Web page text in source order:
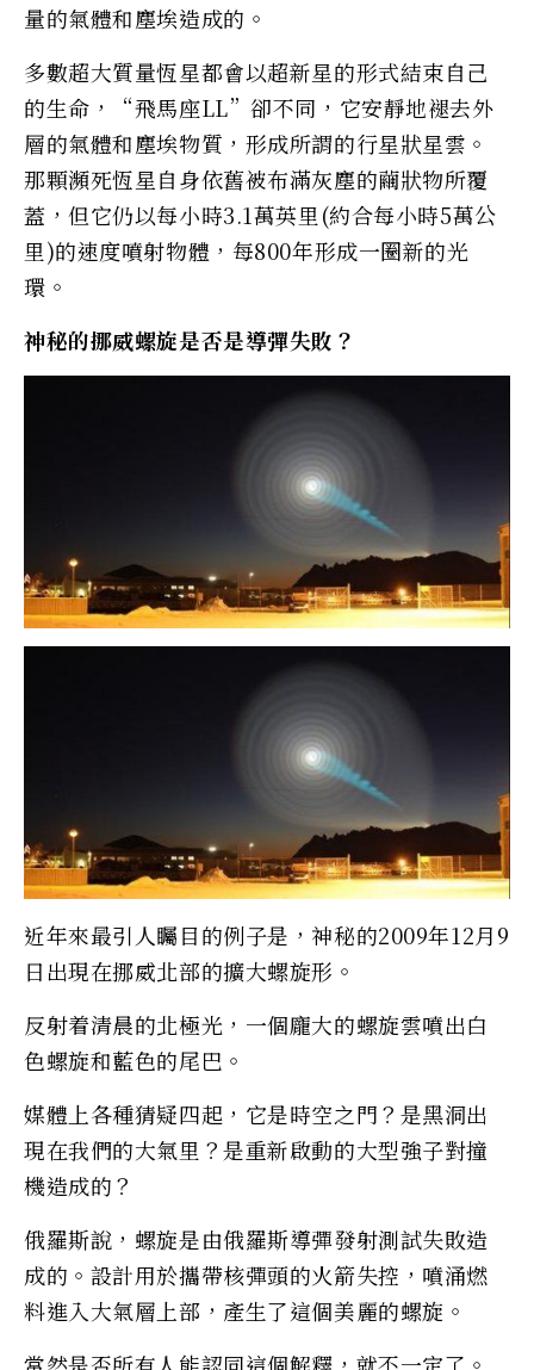
量的氣體和塵埃造成的。
多數超大質量恆星都會以超新星的形式結束自己
的生命，“飛馬座LL”卻不同，它安靜地褪去外
層的氣體和塵埃物質，形成所謂的行星狀星雲。
那顆瀕死恆星自身依舊被布滿灰塵的繭狀物所覆
蓋，但它仍以每小時3.1萬英里(約合每小時5萬公
里)的速度噴射物體，每800年形成一圈新的光
環。
神秘的挪威螺旋是否是導彈失敗？
近年來最引人矚目的例子是，神秘的2009年12月9
日出現在挪威北部的擴大螺旋形。
反射着清晨的北極光，一個龐大的螺旋雲噴出白
色螺旋和藍色的尾巴。
媒體上各種猜疑四起，它是時空之門？是黑洞出
現在我們的大氣里？是重新啟動的大型強子對撞
機造成的？
俄羅斯說，螺旋是由俄羅斯導彈發射測試失敗造
成的。設計用於攜帶核彈頭的火箭失控，噴涌燃
料進入大氣層上部，產生了這個美麗的螺旋。